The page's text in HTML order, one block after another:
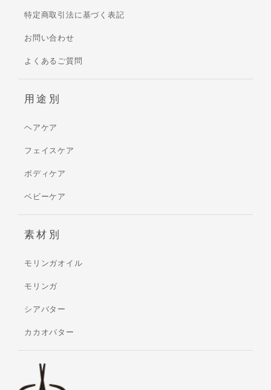
特定商取引法に基づく表記
お問い合わせ
よくあるご質問
用途別
ヘアケア
フェイスケア
ボディケア
ベビーケア
素材別
モリンガオイル
モリンガ
シアバター
カカオバター